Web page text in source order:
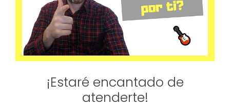
¡Estaré encantado de
atenderte!